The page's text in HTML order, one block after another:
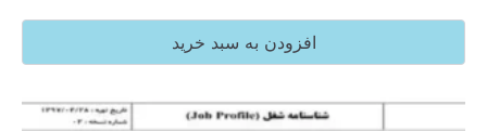
افزودن به سبد خرید